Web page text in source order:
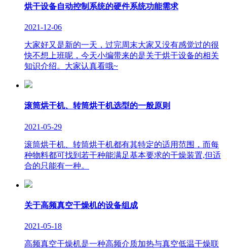
烘干设备自动控制系统的硬件系统功能需求
2021-12-06
大家好又是新的一天，过完周末大家又没有感觉过的很
快不想上班呢，今天小编带来的是关于烘干设备的相关
知识介绍。大家认真看哦~
滚筒烘干机、转筒烘干机选型的一般原则
2021-05-29
滚筒烘干机、转筒烘干机都有其特定的适用范围，而每
种物料都可找到若干种能满足基本要求的干燥装置,但适
合的只能有一种。
关于高频真空干燥机的设备组成
2021-05-18
高频真空干燥机是一种高频介质加热与真空低温干燥联